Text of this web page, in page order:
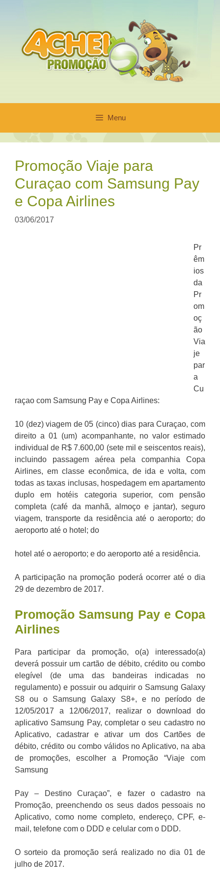
conteúdo
Menu
Promoção Viaje para
Curaçao com Samsung Pay
e Copa Airlines
03/06/2017
Pr
êm
ios
da
Pr
om
oç
ão
Via
je
par
a
Cu
raçao com Samsung Pay e Copa Airlines:
10 (dez) viagem de 05 (cinco) dias para Curaçao, com
direito a 01 (um) acompanhante, no valor estimado
individual de R$ 7.600,00 (sete mil e seiscentos reais),
incluindo passagem aérea pela companhia Copa
Airlines, em classe econômica, de ida e volta, com
todas as taxas inclusas, hospedagem em apartamento
duplo em hotéis categoria superior, com pensão
completa (café da manhã, almoço e jantar), seguro
viagem, transporte da residência até o aeroporto; do
aeroporto até o hotel; do
hotel até o aeroporto; e do aeroporto até a residência.
A participação na promoção poderá ocorrer até o dia
29 de dezembro de 2017.
Promoção Samsung Pay e Copa
Airlines
Para participar da promoção, o(a) interessado(a)
deverá possuir um cartão de débito, crédito ou combo
elegível (de uma das bandeiras indicadas no
regulamento) e possuir ou adquirir o Samsung Galaxy
S8 ou o Samsung Galaxy S8+, e no período de
12/05/2017 a 12/06/2017, realizar o download do
aplicativo Samsung Pay, completar o seu cadastro no
Aplicativo, cadastrar e ativar um dos Cartões de
débito, crédito ou combo válidos no Aplicativo, na aba
de promoções, escolher a Promoção “Viaje com
Samsung
Pay – Destino Curaçao”, e fazer o cadastro na
Promoção, preenchendo os seus dados pessoais no
Aplicativo, como nome completo, endereço, CPF, e-
mail, telefone com o DDD e celular com o DDD.
O sorteio da promoção será realizado no dia 01 de
julho de 2017.